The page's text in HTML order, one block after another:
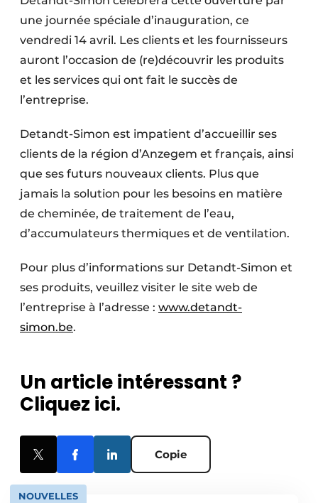
une journée spéciale d’inauguration, ce
vendredi 14 avril. Les clients et les fournisseurs
auront l’occasion de (re)découvrir les produits
et les services qui ont fait le succès de
l’entreprise.
Detandt-Simon est impatient d’accueillir ses
clients de la région d’Anzegem et français, ainsi
que ses futurs nouveaux clients. Plus que
jamais la solution pour les besoins en matière
de cheminée, de traitement de l’eau,
d’accumulateurs thermiques et de ventilation.
Pour plus d’informations sur Detandt-Simon et
ses produits, veuillez visiter le site web de
l’entreprise à l’adresse : www.detandt-
simon.be.
Un article intéressant ?
Cliquez ici.
Copie
NOUVELLES